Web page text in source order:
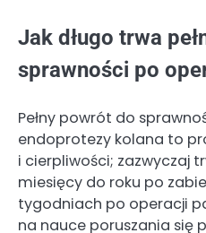
Jak długo trwa
sprawności po
Pełny powrót do
endoprotezy kolana to
i cierpliwości; zazwyczaj
miesięcy do roku po
tygodniach po operacji
na nauce poruszania się